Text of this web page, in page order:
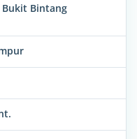
Bukit Bintang